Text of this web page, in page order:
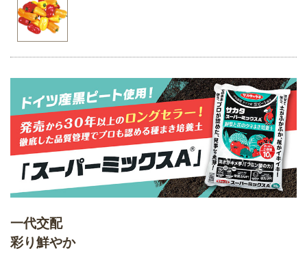
一代交配
彩り鮮やか